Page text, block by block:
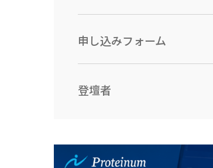
申し込みフォーム
登壇者